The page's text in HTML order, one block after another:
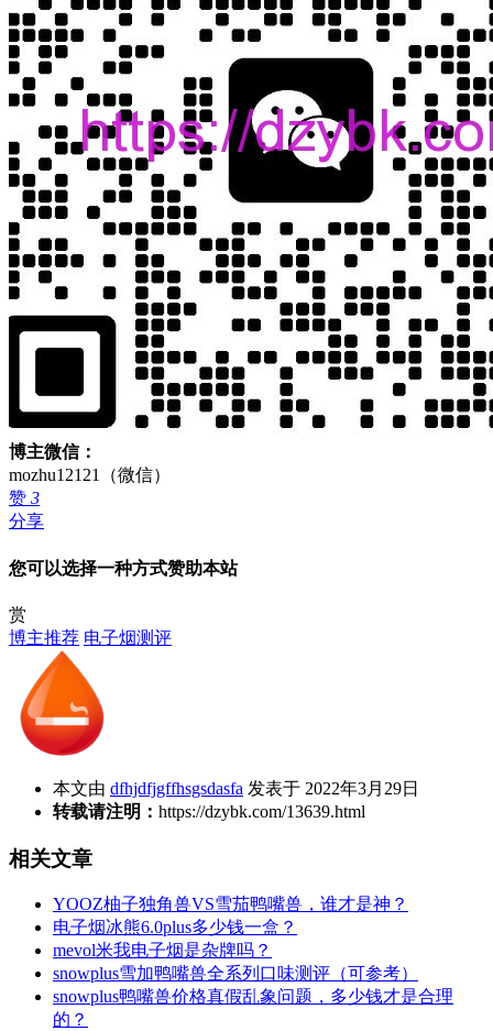
博主微信：
mozhu12121（微信）
赞 3
分享
您可以选择一种方式赞助本站
赏
博主推荐 电子烟测评
本文由 dfhjdfjgffhsgsdasfa 发表于 2022年3月29日
转载请注明： https://dzybk.com/13639.html
相关文章
YOOZ柚子独角兽VS雪茄鸭嘴兽，谁才是神？
电子烟冰熊6.0plus多少钱一盒？
mevol米我电子烟是杂牌吗？
snowplus雪加鸭嘴兽全系列口味测评（可参考）
snowplus鸭嘴兽价格真假乱象问题，多少钱才是合理
的？